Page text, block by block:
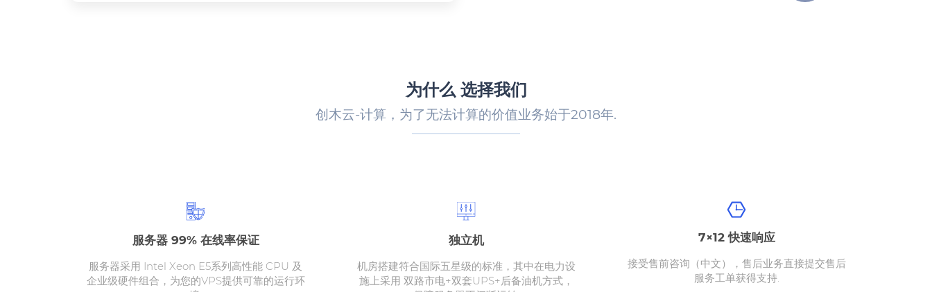
为什么 选择我们
创木云-计算，为了无法计算的价值业务始于2018年.
服务器 99% 在线率保证
服务器采用 Intel Xeon E5系列高性能 CPU 及
企业级硬件组合，为您的VPS提供可靠的运行环
独立机
机房搭建符合国际五星级的标准，其中在电力设
施上采用 双路市电+双套UPS+后备油机方式，
7×12 快速响应
接受售前咨询（中文），售后业务直接提交售后
服务工单获得支持.